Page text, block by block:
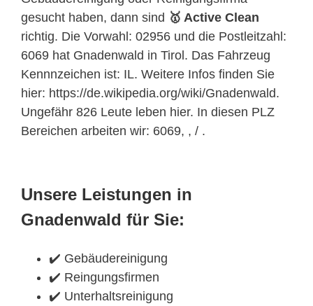
gesucht haben, dann sind 🥇 Active Clean
richtig. Die Vorwahl: 02956 und die Postleitzahl:
6069 hat Gnadenwald in Tirol. Das Fahrzeug
Kennnzeichen ist: IL. Weitere Infos finden Sie
hier: https://de.wikipedia.org/wiki/Gnadenwald.
Ungefähr 826 Leute leben hier. In diesen PLZ
Bereichen arbeiten wir: 6069, , / .
Unsere Leistungen in
Gnadenwald für Sie:
✔️ Gebäudereinigung
✔️ Reingungsfirmen
✔️ Unterhaltsreinigung